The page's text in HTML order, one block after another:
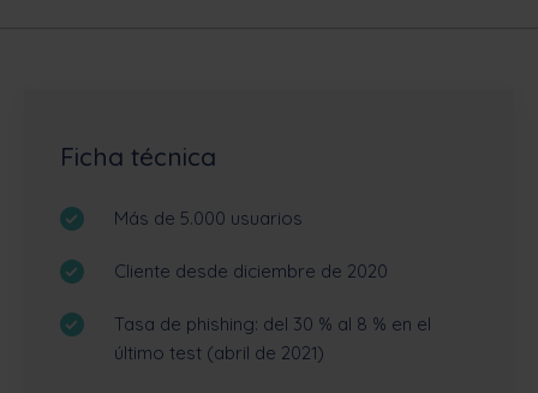
Ficha técnica
Más de 5.000 usuarios
Cliente desde diciembre de 2020
Tasa de phishing: del 30 % al 8 % en el
último test (abril de 2021)